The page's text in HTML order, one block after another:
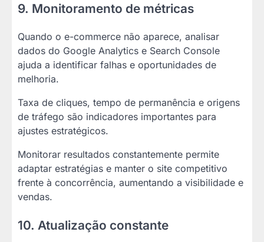
9. Monitoramento de métricas
Quando o e-commerce não aparece, analisar
dados do Google Analytics e Search Console
ajuda a identificar falhas e oportunidades de
melhoria.
Taxa de cliques, tempo de permanência e origens
de tráfego são indicadores importantes para
ajustes estratégicos.
Monitorar resultados constantemente permite
adaptar estratégias e manter o site competitivo
frente à concorrência, aumentando a visibilidade e
vendas.
10. Atualização constante